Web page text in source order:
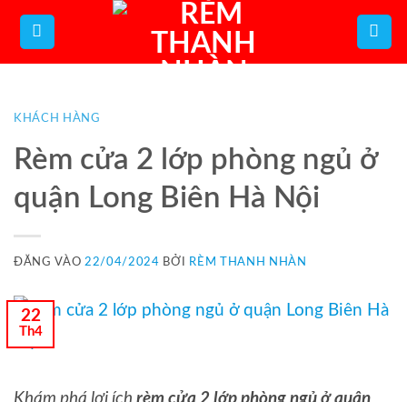
qua
dung
KHÁCH HÀNG
Rèm cửa 2 lớp phòng ngủ ở
quận Long Biên Hà Nội
ĐĂNG VÀO22/04/2024 BỞI RÈM THANH NHÀN
22
Th4